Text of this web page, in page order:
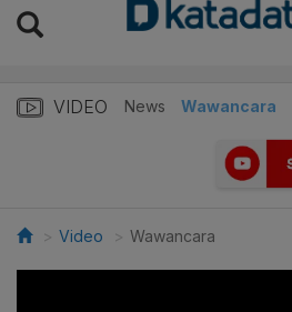
VIDEO News Wawancara
Video Wawancara